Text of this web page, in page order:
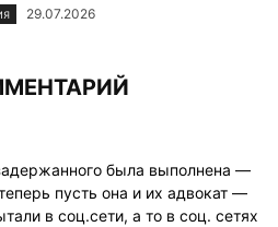
29.07.2026
была выполнена —
пусть она и их адвокат —
в соц.сети, а то в соц. сетях